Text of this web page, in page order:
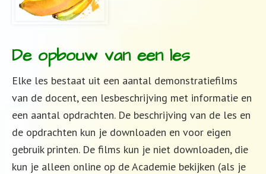
De opbouw van een les
Elke les bestaat uit een aantal demonstratiefilms
van de docent, een lesbeschrijving met informatie en
een aantal opdrachten. De beschrijving van de les en
de opdrachten kun je downloaden en voor eigen
gebruik printen. De films kun je niet downloaden, die
kun je alleen online op de Academie bekijken (als je